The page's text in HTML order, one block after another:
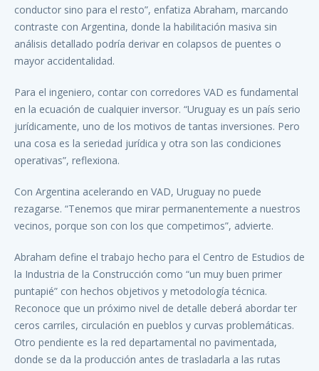
conductor sino para el resto”, enfatiza Abraham, marcando
contraste con Argentina, donde la habilitación masiva sin
análisis detallado podría derivar en colapsos de puentes o
mayor accidentalidad.
Para el ingeniero, contar con corredores VAD es fundamental
en la ecuación de cualquier inversor. “Uruguay es un país serio
jurídicamente, uno de los motivos de tantas inversiones. Pero
una cosa es la seriedad jurídica y otra son las condiciones
operativas”, reflexiona.
Con Argentina acelerando en VAD, Uruguay no puede
rezagarse. “Tenemos que mirar permanentemente a nuestros
vecinos, porque son con los que competimos”, advierte.
Abraham define el trabajo hecho para el Centro de Estudios de
la Industria de la Construcción como “un muy buen primer
puntapié” con hechos objetivos y metodología técnica.
Reconoce que un próximo nivel de detalle deberá abordar ter
ceros carriles, circulación en pueblos y curvas problemáticas.
Otro pendiente es la red departamental no pavimentada,
donde se da la producción antes de trasladarla a las rutas